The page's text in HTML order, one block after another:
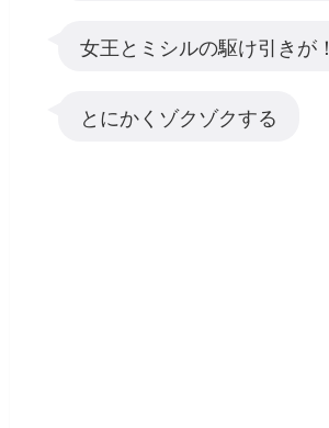
女王とミシルの駆け引きが！
とにかくゾクゾクする